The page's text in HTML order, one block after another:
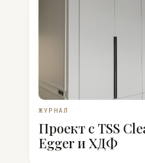
ЖУРНАЛ
Проект с TSS
Egger и ХДФ